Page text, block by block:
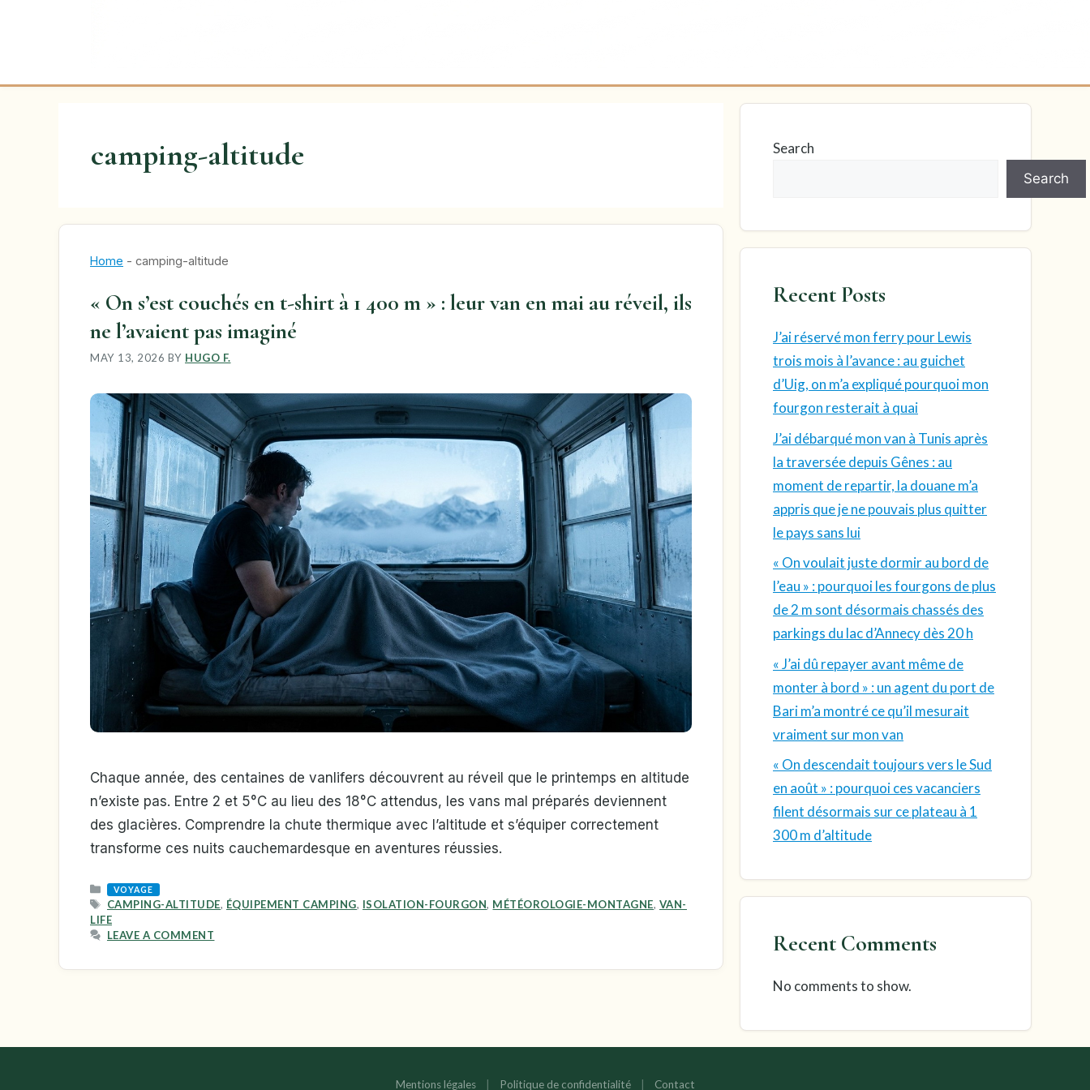
camping-altitude
Home - camping-altitude
« On s’est couchés en t-shirt à 1 400 m » : leur van en mai au réveil, ils
ne l’avaient pas imaginé
MAY 13, 2026 BY HUGO F.
Chaque année, des centaines de vanlifers découvrent au réveil que le printemps en altitude
n’existe pas. Entre 2 et 5°C au lieu des 18°C attendus, les vans mal préparés deviennent
des glacières. Comprendre la chute thermique avec l’altitude et s’équiper correctement
transforme ces nuits cauchemardesque en aventures réussies.
CATEGORIES
VOYAGE
TAGS
CAMPING-ALTITUDE, ÉQUIPEMENT CAMPING, ISOLATION-FOURGON, MÉTÉOROLOGIE-MONTAGNE, VAN-
LIFE
LEAVE A COMMENT
Search
Search
Recent Posts
J’ai réservé mon ferry pour Lewis
trois mois à l’avance : au guichet
d’Uig, on m’a expliqué pourquoi mon
fourgon resterait à quai
J’ai débarqué mon van à Tunis après
la traversée depuis Gênes : au
moment de repartir, la douane m’a
appris que je ne pouvais plus quitter
le pays sans lui
« On voulait juste dormir au bord de
l’eau » : pourquoi les fourgons de plus
de 2 m sont désormais chassés des
parkings du lac d’Annecy dès 20 h
« J’ai dû repayer avant même de
monter à bord » : un agent du port de
Bari m’a montré ce qu’il mesurait
vraiment sur mon van
« On descendait toujours vers le Sud
en août » : pourquoi ces vacanciers
filent désormais sur ce plateau à 1
300 m d’altitude
Recent Comments
No comments to show.
Mentions légales Politique de confidentialité Contact